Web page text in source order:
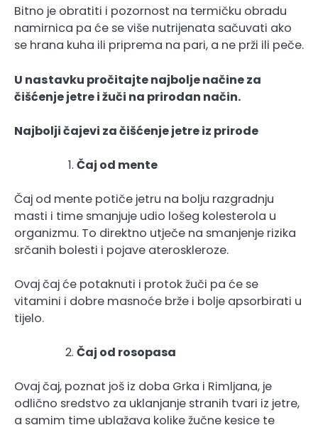
Bitno je obratiti i pozornost na termičku obradu
namirnica pa će se više nutrijenata sačuvati ako
se hrana kuha ili priprema na pari, a ne prži ili peče.
U nastavku pročitajte najbolje načine za
čišćenje jetre i žuči na prirodan način.
Najbolji čajevi za čišćenje jetre iz prirode
Čaj od mente
Čaj od mente potiče jetru na bolju razgradnju
masti i time smanjuje udio lošeg kolesterola u
organizmu. To direktno utječe na smanjenje rizika
srčanih bolesti i pojave ateroskleroze.
Ovaj čaj će potaknuti i protok žuči pa će se
vitamini i dobre masnoće brže i bolje apsorbirati u
tijelo.
Čaj od rosopasa
Ovaj čaj, poznat još iz doba Grka i Rimljana, je
odlično sredstvo za uklanjanje stranih tvari iz jetre,
a samim time ublažava kolike žučne kesice te